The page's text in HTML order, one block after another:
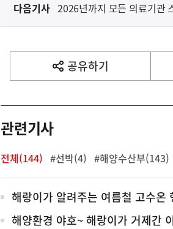
다
음
기
영
역
다음기사 2026년까지 모든 의료기관
공유하기
열
기
관련기사
전체(144) #선박(4) #해양수산부(143)
전
체
해랑이가 알려주는 여름철 고수온
해양환경 야호~ 해랑이가 거제간